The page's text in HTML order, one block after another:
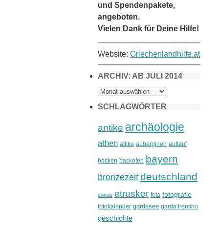
und Spendenpakete,
angeboten.
Vielen Dank für Deine Hilfe!
Website: Griechenlandhilfe.at
ARCHIV: AB JULI 2014
ARCHIV:
AB
2014
SCHLAGWÖRTER
antike archäologie
athen attika auberginen auflauf
backen backofen bayern
bronzezeit deutschland
donau etrusker feta fotografie
fotokalender gardasee garda trentino
geschichte